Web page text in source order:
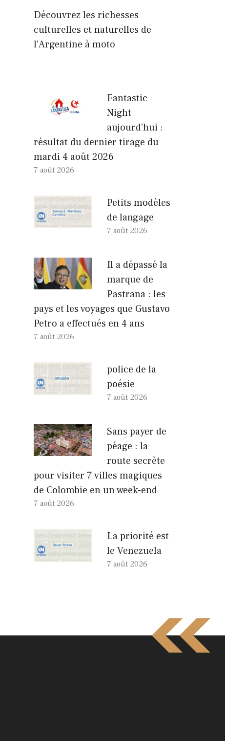
Découvrez les richesses
culturelles et naturelles de
l’Argentine à moto
Fantastic
Night
aujourd’hui :
résultat du dernier tirage du
mardi 4 août 2026
7 août 2026
Petits modèles
de langage
7 août 2026
Il a dépassé la
marque de
Pastrana : les
pays et les voyages que Gustavo
Petro a effectués en 4 ans
7 août 2026
police de la
poésie
7 août 2026
Sans payer de
péage : la
route secrète
pour visiter 7 villes magiques
de Colombie en un week-end
7 août 2026
La priorité est
le Venezuela
7 août 2026